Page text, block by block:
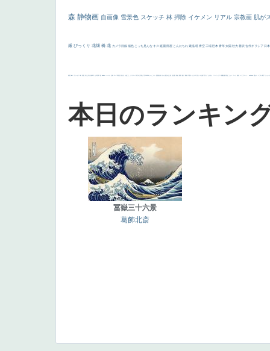
森 静物画 自画像 雪景色 スケッチ 林 掃除 イケメン リアル 宗教画 肌が
厳 びっくり 花畑 橋 花 カメラ目線 補色 こっち見んな キス 庭園 部屋 こんにちわ 素描 塔 青空 工場 巨木 青年 太陽 壮大 着衣 古代ギリシア 日
画質 last ヴィーナス 剣 白人少女 食事中 山本芳翠 麦 alciato ハーレム 女神 ローマ教皇 奥行き 火起こし シスター 東方の三博士 114514 かっこいい 受胎告知 天から覗き込む顔 設計図 挿絵 群衆 親子 裸婦 可愛い ピサロ ＃名画で学ぶ「たるみ」 ニーソックス 躍動感 黄色 こわい コート 畦道 レンブラント・ sekkusu 暖かい バブみ 靴下 ショッ
本日のランキン
冨嶽三十六景
葛飾北斎